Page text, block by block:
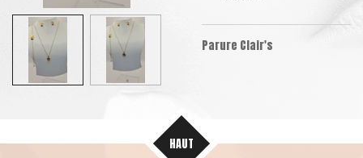
Parure Clair's
HAUT